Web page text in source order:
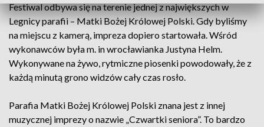
Festiwal odbywa się na terenie jednej z największych w
Legnicy parafii – Matki Bożej Królowej Polski. Gdy byliśmy
na miejscu z kamerą, impreza dopiero startowała. Wśród
wykonawców była m. in wrocławianka Justyna Helm.
Wykonywane na żywo, rytmiczne piosenki powodowały, że z
każdą minutą grono widzów cały czas rosło.
Parafia Matki Bożej Królowej Polski znana jest z innej
muzycznej imprezy o nazwie „Czwartki seniora”. To bardzo